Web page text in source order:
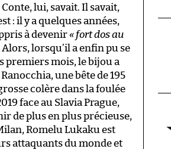
lui, savait. Il savait,
: il y a quelques années,
à devenir« fort dos au
lorsqu’il a enfin pu se
premiers mois, le bijou a
une bête de 195
colère dans la foulée
face au Slavia Prague,
de plus en plus précieuse,
Romelu Lukaku est
attaquants du monde et